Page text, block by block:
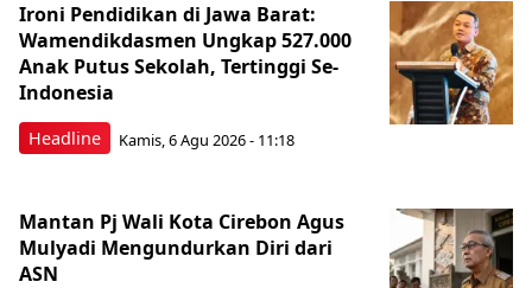
Headline
Ironi Pendidikan di Jawa Barat:
Wamendikdasmen Ungkap 527.000
Anak Putus Sekolah, Tertinggi Se-
Indonesia
Kamis, 6 Agu 2026 - 11:18
Mantan Pj Wali Kota Cirebon Agus
Mulyadi Mengundurkan Diri dari
ASN